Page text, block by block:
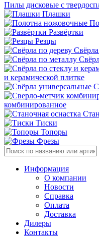
Пилы дисковые с
Плашки
Развёртки
Резцы
и керамической плитке
комбинированное
Тиски
Топоры
Фрезы
Информация
О компании
Новости
Справка
Оплата
Доставка
Дилеры
Контакты